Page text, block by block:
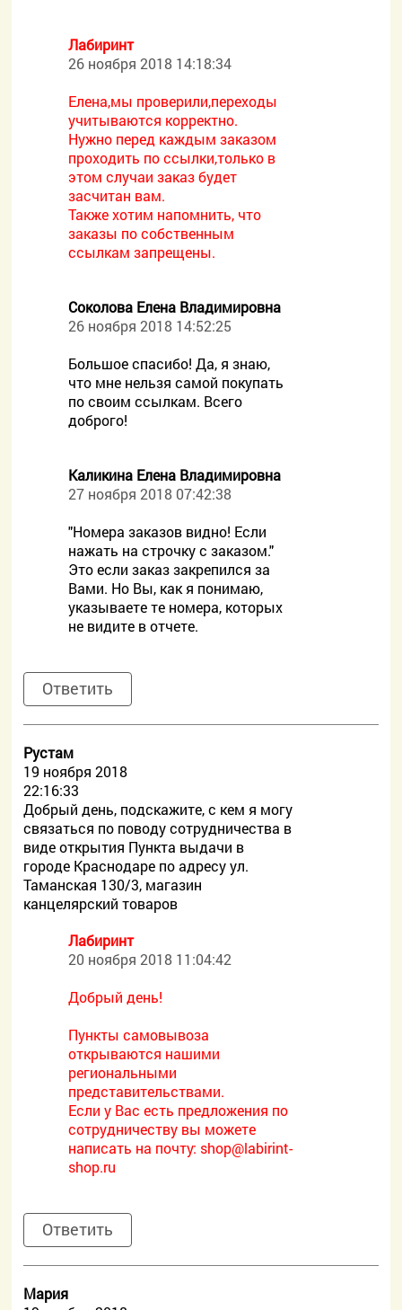
Лабиринт
26 ноября 2018 14:18:34
Елена,мы проверили,переходы
учитываются корректно.
Нужно перед каждым заказом
проходить по ссылки,только в
этом случаи заказ будет
засчитан вам.
Также хотим напомнить, что
заказы по собственным
ссылкам запрещены.
Соколова Елена Владимировна
26 ноября 2018 14:52:25
Большое спасибо! Да, я знаю,
что мне нельзя самой покупать
по своим ссылкам. Всего
доброго!
Каликина Елена Владимировна
27 ноября 2018 07:42:38
"Номера заказов видно! Если
нажать на строчку с заказом."
Это если заказ закрепился за
Вами. Но Вы, как я понимаю,
указываете те номера, которых
не видите в отчете.
Ответить
Рустам
19 ноября 2018
22:16:33
Добрый день, подскажите, с кем я могу
связаться по поводу сотрудничества в
виде открытия Пункта выдачи в
городе Краснодаре по адресу ул.
Таманская 130/3, магазин
канцелярский товаров
Лабиринт
20 ноября 2018 11:04:42
Добрый день!
Пункты самовывоза
открываются нашими
региональными
представительствами.
Если у Вас есть предложения по
сотрудничеству вы можете
написать на почту: shop@labirint-
shop.ru
Ответить
Мария